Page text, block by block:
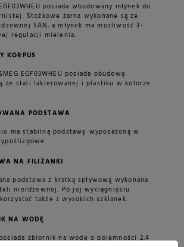
posiada wbudowany młynek do
Stożkowe żarna wykonane są ze
SAN, a młynek ma możliwość 3-
regulacji mielenia.
KORPUS
EGF03WHEU posiada obudowę
ze stali lakierowanej i plastiku w kolorze
PODSTAWA
ma stabilną podstawę wyposażoną w
NA FILIŻANKI
podstawa z kratką spływową wykonana
nierdzewnej. Po jej wyciągnięciu
także z wysokich szklanek.
NA WODĘ
zbiornik na wodę o pojemności 2,4